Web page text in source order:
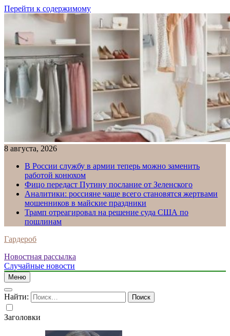
Перейти к содержимому
8 августа, 2026
В России службу в армии теперь можно заменить
работой конюхом
Фицо передаст Путину послание от Зеленского
Аналитики: россияне чаще всего становятся жертвами
мошенников в майские праздники
Трамп отреагировал на решение суда США по
пошлинам
Гардероб
Новостная рассылка
Случайные новости
Меню
Найти:
Заголовки